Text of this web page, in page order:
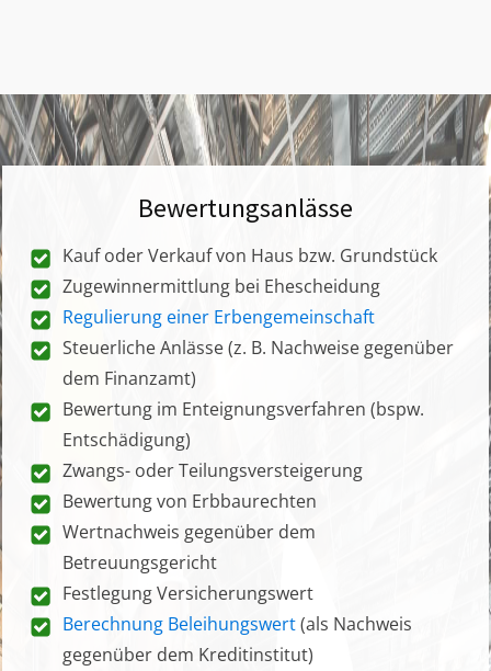
Bewertungsanlässe
Kauf oder Verkauf von Haus bzw. Grundstück
Zugewinnermittlung bei Ehescheidung
Regulierung einer Erbengemeinschaft
Steuerliche Anlässe (z. B. Nachweise gegenüber
dem Finanzamt)
Bewertung im Enteignungsverfahren (bspw.
Entschädigung)
Zwangs- oder Teilungsversteigerung
Bewertung von Erbbaurechten
Wertnachweis gegenüber dem
Betreuungsgericht
Festlegung Versicherungswert
Berechnung Beleihungswert(als Nachweis
gegenüber dem Kreditinstitut)